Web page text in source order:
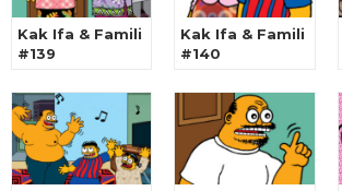
Kak Ifa & Famili
#139
Kak Ifa & Famili
#140